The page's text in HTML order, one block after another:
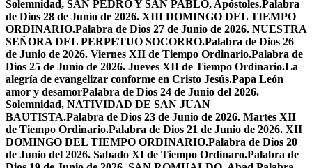
Solemnidad, SAN PEDRO Y SAN PABLO, Apóstoles.Palabra
de Dios 28 de Junio de 2026. XIII DOMINGO DEL TIEMPO
ORDINARIO.Palabra de Dios 27 de Junio de 2026. NUESTRA
SEÑORA DEL PERPETUO SOCORRO.Palabra de Dios 26
de Junio de 2026. Viernes XII de Tiempo Ordinario.Palabra de
Dios 25 de Junio de 2026. Jueves XII de Tiempo Ordinario.La
alegría de evangelizar conforme en Cristo Jesús.Papa León
amor y desamorPalabra de Dios 24 de Junio del 2026.
Solemnidad, NATIVIDAD DE SAN JUAN
BAUTISTA.Palabra de Dios 23 de Junio de 2026. Martes XII
de Tiempo Ordinario.Palabra de Dios 21 de Junio de 2026. XII
DOMINGO DEL TIEMPO ORDINARIO.Palabra de Dios 20
de Junio del 2026. Sabado XI de Tiempo Ordinaro.Palabra de